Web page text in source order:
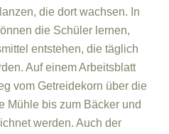
die dort wachsen. In
die Schüler lernen,
entstehen, die täglich
Auf einem Arbeitsblatt
vom Getreidekorn über die
Mühle bis zum Bäcker und
werden. Auch der